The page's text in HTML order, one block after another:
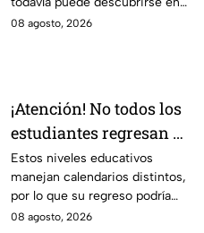
¿cuál es?
Guanajuato.
08 agosto, 2026
¡Atención! No todos los
estudiantes regresan a
clases; este es el
calendario escolar
2026-2027; ¿afectará a
Estos niveles educativos
manejan calendarios distintos,
por lo que su regreso podría
ser antes o después.
08 agosto, 2026